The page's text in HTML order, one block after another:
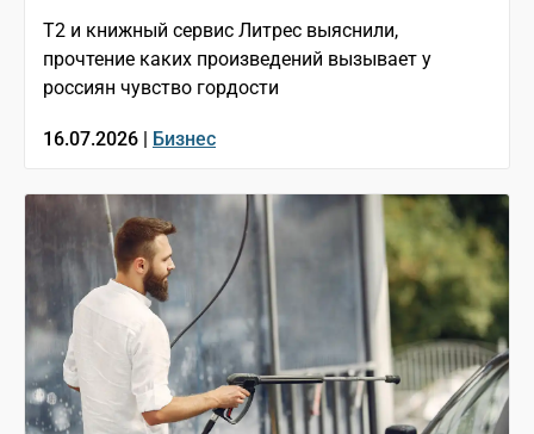
T2 и книжный сервис Литрес выяснили,
прочтение каких произведений вызывает у
россиян чувство гордости
16.07.2026 | Бизнес